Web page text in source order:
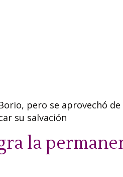
pero se aprovechó de
su salvación
la